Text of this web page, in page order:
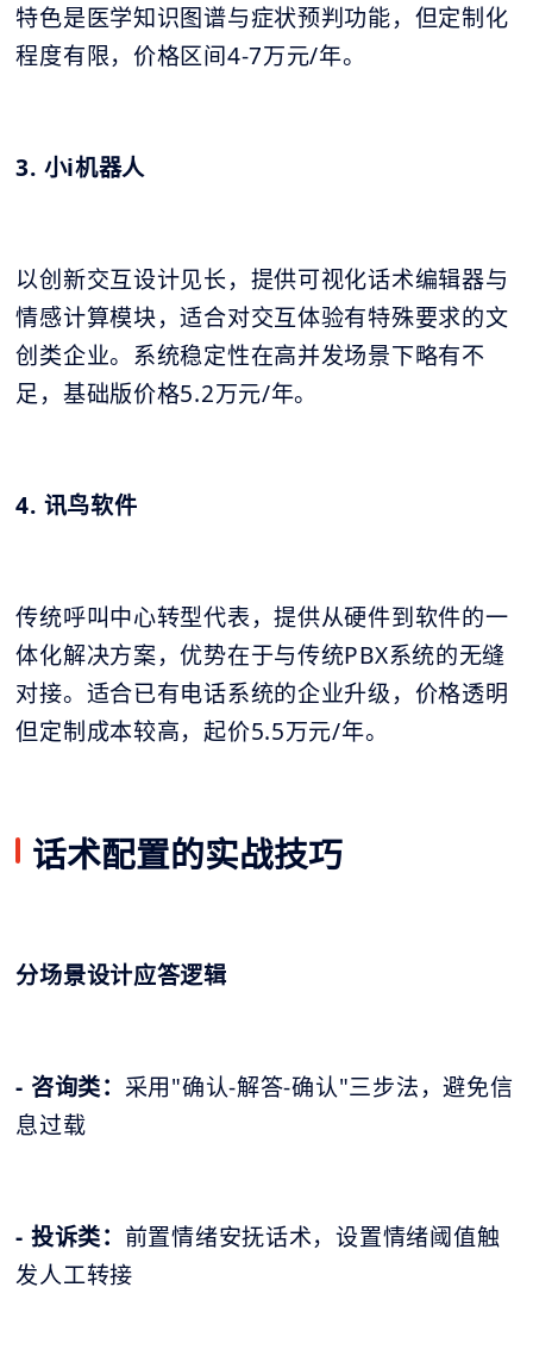
特色是医学知识图谱与症状预判功能，但定制化
程度有限，价格区间4-7万元/年。
3. 小i机器人
以创新交互设计见长，提供可视化话术编辑器与
情感计算模块，适合对交互体验有特殊要求的文
创类企业。系统稳定性在高并发场景下略有不
足，基础版价格5.2万元/年。
4. 讯鸟软件
传统呼叫中心转型代表，提供从硬件到软件的一
体化解决方案，优势在于与传统PBX系统的无缝
对接。适合已有电话系统的企业升级，价格透明
但定制成本较高，起价5.5万元/年。
话术配置的实战技巧
分场景设计应答逻辑
- 咨询类： 采用"确认-解答-确认"三步法，避免信
息过载
- 投诉类： 前置情绪安抚话术，设置情绪阈值触
发人工转接